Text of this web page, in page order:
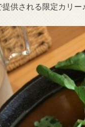
供される限定カリー